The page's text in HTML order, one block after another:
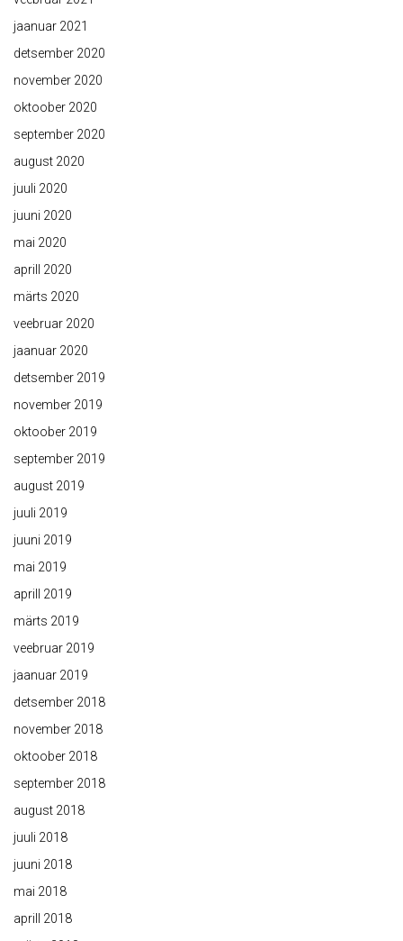
jaanuar 2021
detsember 2020
november 2020
oktoober 2020
september 2020
august 2020
juuli 2020
juuni 2020
mai 2020
aprill 2020
märts 2020
veebruar 2020
jaanuar 2020
detsember 2019
november 2019
oktoober 2019
september 2019
august 2019
juuli 2019
juuni 2019
mai 2019
aprill 2019
märts 2019
veebruar 2019
jaanuar 2019
detsember 2018
november 2018
oktoober 2018
september 2018
august 2018
juuli 2018
juuni 2018
mai 2018
aprill 2018